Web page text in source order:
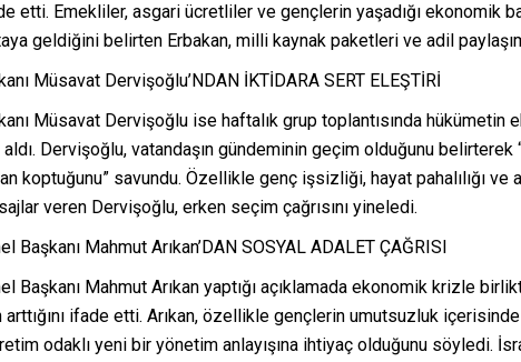
etti. Emekliler, asgari ücretliler ve gençlerin yaşadığı ekonomik
geldiğini belirten Erbakan, milli kaynak paketleri ve adil
Müsavat Dervişoğlu’NDAN İKTİDARA SERT ELEŞTİRİ
Müsavat Dervişoğlu ise haftalık grup toplantısında hükümetin
Dervişoğlu, vatandaşın gündeminin geçim olduğunu belirterek
koptuğunu” savundu. Özellikle genç işsizliği, hayat pahalılığı ve
veren Dervişoğlu, erken seçim çağrısını yineledi.
Başkanı Mahmut Arıkan’DAN SOSYAL ADALET ÇAĞRISI
Başkanı Mahmut Arıkan yaptığı açıklamada ekonomik krizle
ifade etti. Arıkan, özellikle gençlerin umutsuzluk
odaklı yeni bir yönetim anlayışına ihtiyaç olduğunu söyledi.